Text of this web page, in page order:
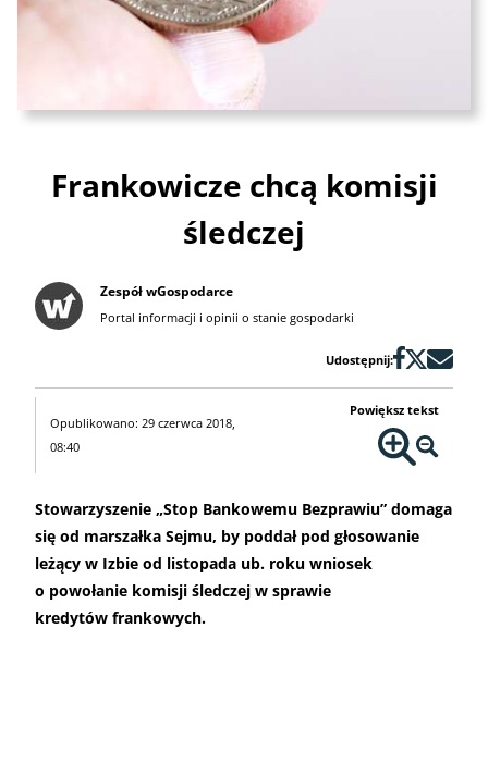
Frankowicze chcą komisji
śledczej
Zespół wGospodarce
Portal informacji i opinii o stanie gospodarki
Udostępnij:
Opublikowano: 29 czerwca 2018,
08:40
Powiększ tekst
Stowarzyszenie „Stop Bankowemu Bezprawiu” domaga
się od marszałka Sejmu, by poddał pod głosowanie
leżący w Izbie od listopada ub. roku wniosek
o powołanie komisji śledczej w sprawie
kredytów frankowych.